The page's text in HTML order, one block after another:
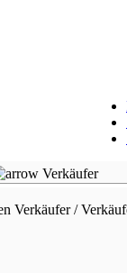
Verkäufer
Verkäufer /